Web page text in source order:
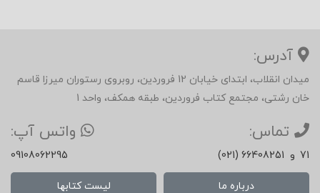
آدرس:
میدان انقلاب، ابتدای خیابان 12 فروردین، روبروی رستوران میرزا قاسم
خان رشتی، مجتمع کتاب فروردین، طبقه همکف، واحد 1
تماس:
(021) 66408251 و 71
واتس آپ:
09108062295
درباره ما لیست کتابها